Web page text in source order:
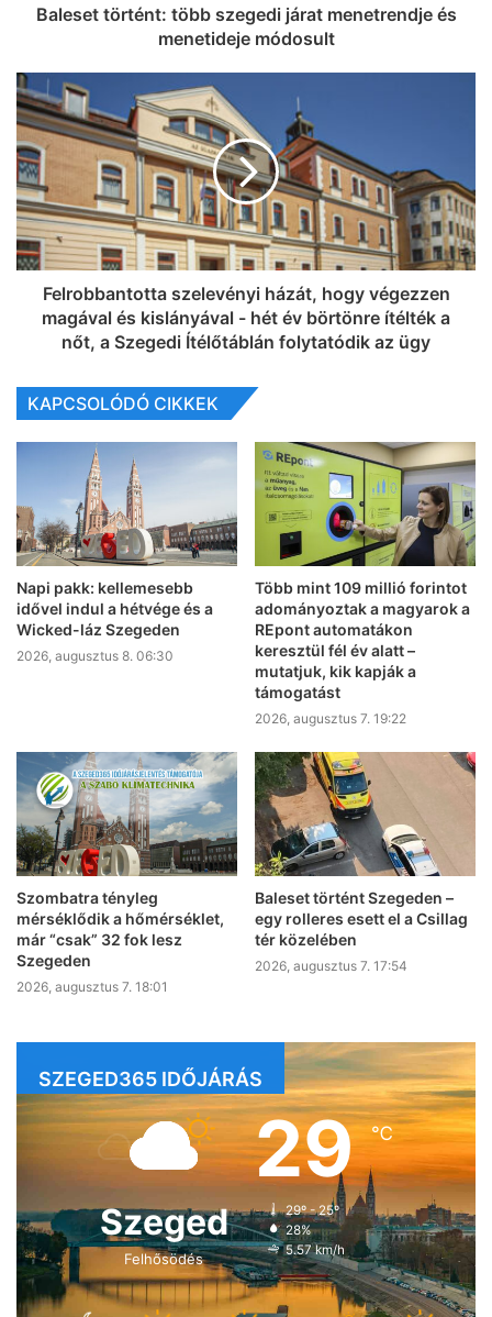
Baleset történt: több szegedi járat menetrendje és
menetideje módosult
Felrobbantotta szelevényi házát, hogy végezzen
magával és kislányával - hét év börtönre ítélték a
nőt, a Szegedi Ítélőtáblán folytatódik az ügy
KAPCSOLÓDÓ CIKKEK
Napi pakk: kellemesebb
idővel indul a hétvége és a
Wicked-láz Szegeden
2026, augusztus 8. 06:30
Több mint 109 millió forintot
adományoztak a magyarok a
REpont automatákon
keresztül fél év alatt –
mutatjuk, kik kapják a
támogatást
2026, augusztus 7. 19:22
Szombatra tényleg
mérséklődik a hőmérséklet,
már “csak” 32 fok lesz
Szegeden
2026, augusztus 7. 18:01
Baleset történt Szegeden –
egy rolleres esett el a Csillag
tér közelében
2026, augusztus 7. 17:54
SZEGED365 IDŐJÁRÁS
Szeged
Felhősödés
29℃
29º - 25º
28%
5.57 km/h